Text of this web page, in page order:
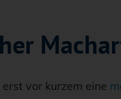
vor kurzem eine